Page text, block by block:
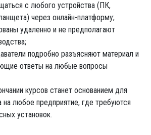
с любого устройства (ПК,
через онлайн-платформу;
удаленно и не предполагают
подробно разъясняют материал и
ответы на любые вопросы
курсов станет основанием для
на любое предприятие, где требуются
установок.